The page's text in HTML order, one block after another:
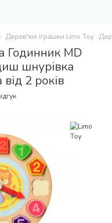
Дерев'яні іграшки Limo Toy
Годинник MD
шнурівка
2 років